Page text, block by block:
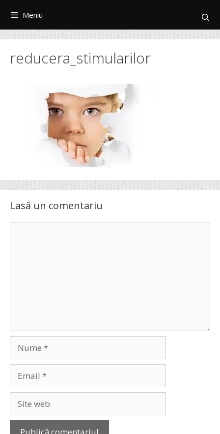
conținut
Meniu
reducera_stimularilor
Lasă un comentariu
web